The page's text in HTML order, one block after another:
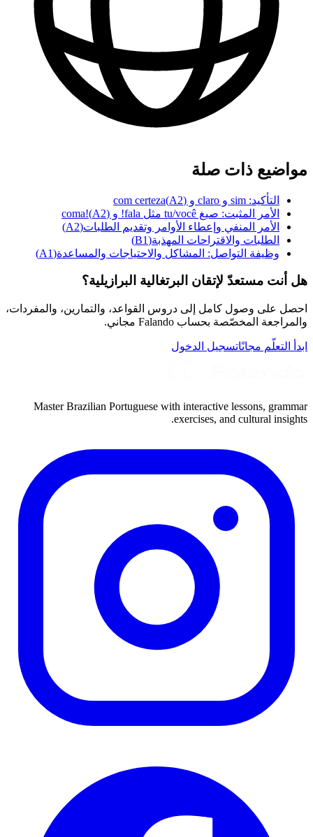
مواضيع ذات صلة
التأكيد: sim و claro و com certeza (A2)
الأمر المثبت: صيغ tu/você مثل fala! و coma!
(A2)
الأمر المنفي وإعطاء الأوامر وتقديم الطلبات(
A2
)
الطلبات والاقتراحات المهذبة(
B1
)
وظيفة التواصل: المشاكل والاحتياجات والمساعدة(
A1
)
هل أنت مستعدّ لإتقان البرتغالية البرازيلية؟
احصل على وصول كامل إلى دروس القواعد، والتمارين، والمفردات،
والمراجعة المخصّصة بحساب Falando مجاني.
ابدأ التعلّم مجانًاتسجيل الدخول
Master Brazilian Portuguese with interactive lessons, grammar
exercises, and cultural insights.